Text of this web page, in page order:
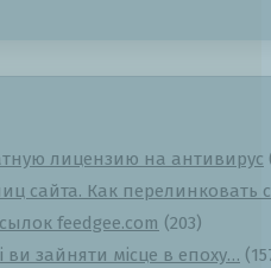
лицензию на антивирус
сайта. Как перелинковать
feedgee.com (203)
ви зайняти місце в епоху…